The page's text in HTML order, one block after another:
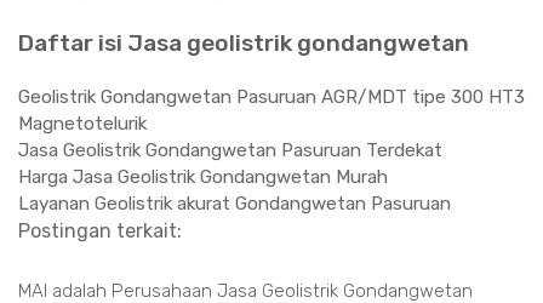
Daftar isi Jasa geolistrik gondangwetan
Geolistrik Gondangwetan Pasuruan AGR/MDT tipe 300 HT3
Magnetotelurik
Jasa Geolistrik Gondangwetan Pasuruan Terdekat
Harga Jasa Geolistrik Gondangwetan Murah
Layanan Geolistrik akurat Gondangwetan Pasuruan
Postingan terkait:
MAI adalah Perusahaan Jasa Geolistrik Gondangwetan